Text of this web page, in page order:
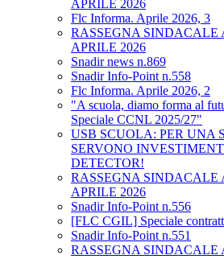
APRILE 2026
Flc Informa. Aprile 2026, 3
RASSEGNA SINDACALE
APRILE 2026
Snadir news n.869
Snadir Info-Point n.558
Flc Informa. Aprile 2026, 2
"A scuola, diamo forma al
Speciale CCNL 2025/27"
USB SCUOLA: PER UNA
SERVONO
DETECTOR!
RASSEGNA SINDACALE
APRILE 2026
Snadir Info-Point n.556
[FLC CGIL] Speciale
Snadir Info-Point n.551
RASSEGNA SINDACALE